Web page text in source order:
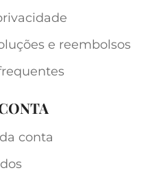
e reembolsos
conta